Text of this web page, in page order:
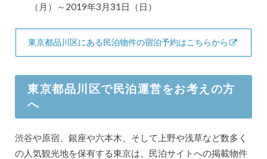
（月）～2019年3月31日（日）
東京都品川区にある民泊物件の宿泊予約はこちらから
東京都品川区で民泊運営をお考えの方
へ
渋谷や原宿、銀座や六本木、そして上野や浅草など数多く
の人気観光地を保有する東京は、民泊サイトへの掲載物件